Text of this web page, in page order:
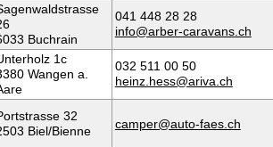
Buchrain
041 448 28 28
info@arber-caravans.ch
1c
Wangen a.
032 511 00 50
heinz.hess@ariva.ch
32
Biel/Bienne
camper@auto-faes.ch